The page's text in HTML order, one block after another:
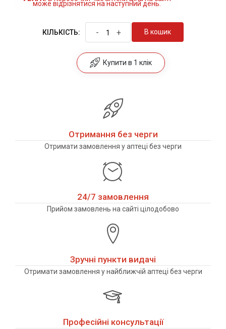
може відрізнятися на наступний день.
КІЛЬКІСТЬ: - + В кошик
Купити в 1 клік
Отримання без черги
Отримати замовлення у аптеці без черги
24/7 замовлення
Прийом замовлень на сайті цілодобово
Зручні пункти видачі
Отримати замовлення у найближчій аптеці без черги
Професійні консультації